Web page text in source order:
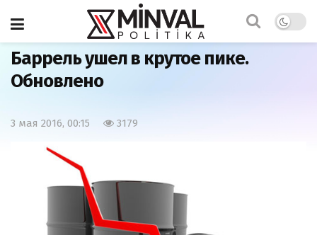
Главная Экономика
Баррель ушел в крутое пике.
Обновлено
3 мая 2016, 00:15 3179